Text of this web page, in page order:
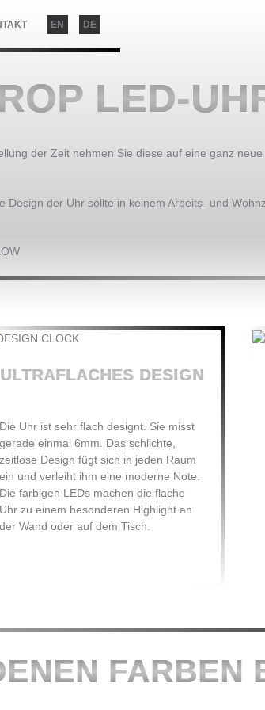
EN DE
LED-
der Zeit nehmen Sie diese auf eine ganz neue
Design der Uhr sollte in keinem Arbeits- und
ULTRAFLACHES DESIGN
Die Uhr ist sehr flach designt. Sie misst
gerade einmal 6mm. Das schlichte,
zeitlose Design fügt sich in jeden Raum
ein und verleiht ihm eine moderne Note.
Die farbigen LEDs machen die flache
Uhr zu einem besonderen Highlight an
der Wand oder auf dem Tisch.
FARBEN